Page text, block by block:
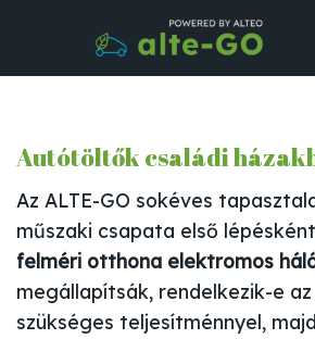
Autótöltők családi
Az ALTE-GO sokéves
műszaki csapata első lépésként
felméri otthona elektromos
megállapítsák, rendelkezik-e
szükséges teljesítménnyel, majd